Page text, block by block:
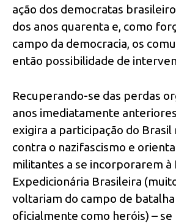
ação dos democratas
dos anos quarenta e, como
campo da democracia, os
então possibilidade de
Recuperando-se das perdas
anos imediatamente
exigira a participação do Brasil
contra o nazifascismo e
militantes a se incorporarem à
Expedicionária Brasileira
voltariam do campo de
oficialmente como heróis) –